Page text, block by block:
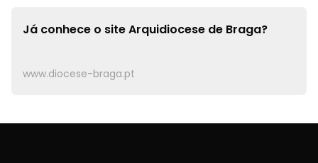
Já conhece o siteArquidiocese de Braga?
www.diocese-braga.pt